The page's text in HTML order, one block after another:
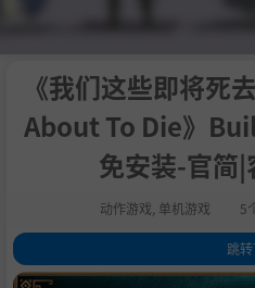
《我们这些即将死
About To Die》
免安装-官简
动作游戏 单机游戏 5
跳
1.关于此游戏